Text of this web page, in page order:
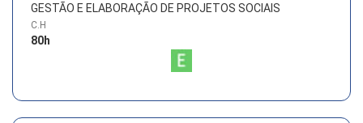
GESTÃO E ELABORAÇÃO DE PROJETOS SOCIAIS
C.H
80h